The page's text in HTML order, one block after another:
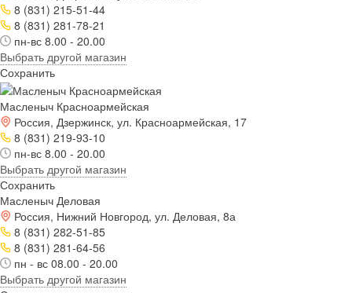
8 (831) 215-51-44
8 (831) 281-78-21
пн-вс 8.00 - 20.00
Выбрать другой магазин
Сохранить
Масленыч Красноармейская
Россия, Дзержинск, ул. Красноармейская, 17
8 (831) 219-93-10
пн-вс 8.00 - 20.00
Выбрать другой магазин
Сохранить
Масленыч Деловая
Россия, Нижний Новгород, ул. Деловая, 8а
8 (831) 282-51-85
8 (831) 281-64-56
пн - вс 08.00 - 20.00
Выбрать другой магазин